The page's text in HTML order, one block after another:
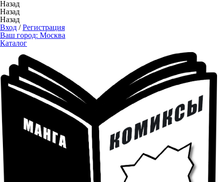
Назад
Назад
Назад
Вход /Регистрация
Ваш город: Москва
Каталог